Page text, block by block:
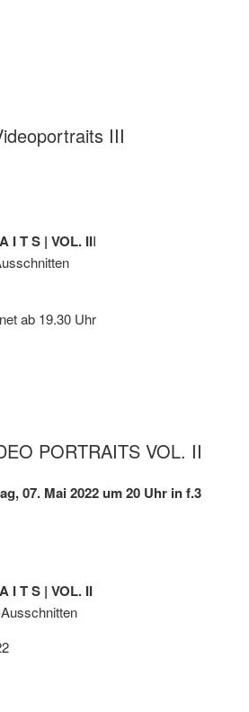
III
I T S | VOL. III
ab 19.30 Uhr
PORTRAITS VOL. II
07. Mai 2022 um 20 Uhr in f.3
I T S | VOL. II